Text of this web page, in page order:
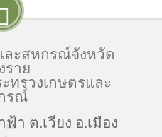
ละสหกรณ์จังหวัด
ราย
ทรวงเกษตรและ
รณ์
ฟ้า ต.เวียง อ.เมือง